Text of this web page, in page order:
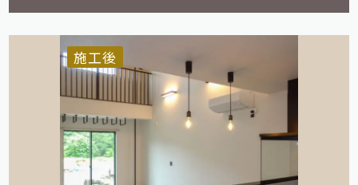
施工後